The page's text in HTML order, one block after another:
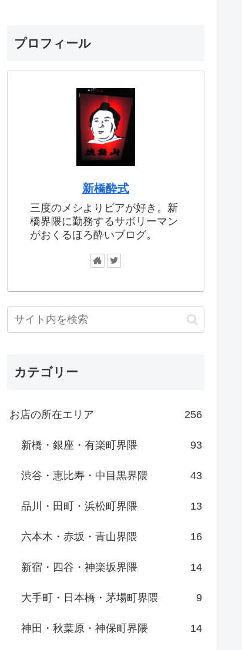
プロフィール
新橋酔式
三度のメシよりビアが好き。新
橋界隈に勤務するサボリーマン
がおくるほろ酔いブログ。
カテゴリー
お店の所在エリア 256
新橋・銀座・有楽町界隈 93
渋谷・恵比寿・中目黒界隈 43
品川・田町・浜松町界隈 13
六本木・赤坂・青山界隈 16
新宿・四谷・神楽坂界隈 14
大手町・日本橋・茅場町界隈 9
神田・秋葉原・神保町界隈 14